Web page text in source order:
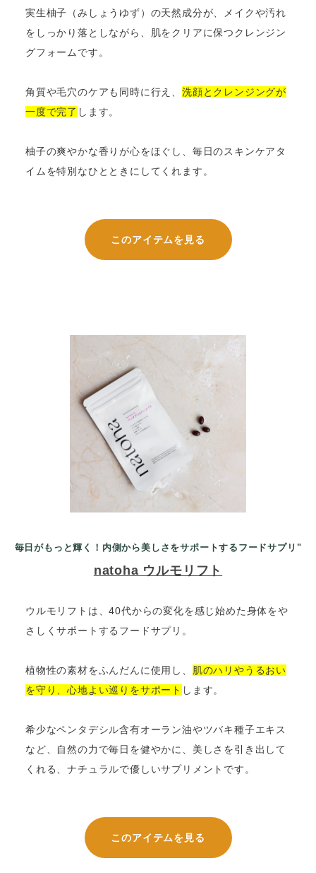
実生柚子（みしょうゆず）の天然成分が、メイクや汚れ
をしっかり落としながら、肌をクリアに保つクレンジン
グフォームです。
角質や毛穴のケアも同時に行え、 洗顔とクレンジングが
一度で完了 します。
柚子の爽やかな香りが心をほぐし、毎日のスキンケアタ
イムを特別なひとときにしてくれます。
このアイテムを見る
毎日がもっと輝く！内側から美しさをサポートするフードサプリ"
natoha ウルモリフト
ウルモリフトは、40代からの変化を感じ始めた身体をや
さしくサポートするフードサプリ。
植物性の素材をふんだんに使用し、
肌のハリやうるおい
を守り、心地よい巡りをサポート します。
希少なペンタデシル含有オーラン油やツバキ種子エキス
など、自然の力で毎日を健やかに、美しさを引き出して
くれる、ナチュラルで優しいサプリメントです。
このアイテムを見る